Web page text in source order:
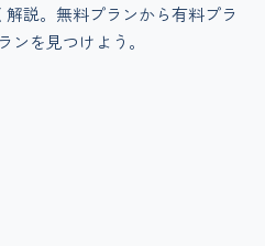
説。無料プランから有料プラ
ンを見つけよう。